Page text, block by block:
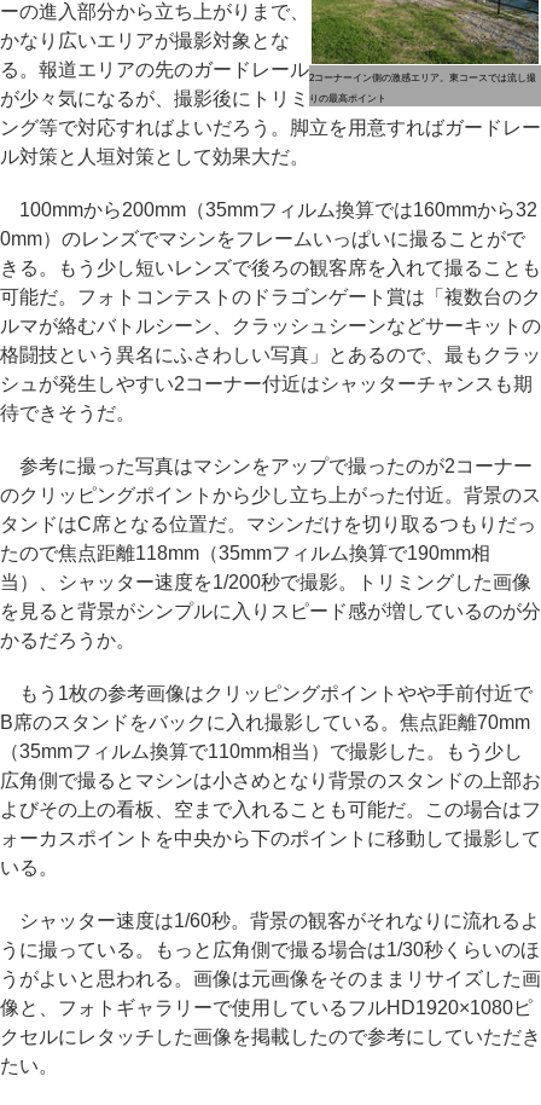
2コーナーイン側の激感エリア。東コースでは流し撮
りの最高ポイント
ーの進入部分から立ち上がりまで、
かなり広いエリアが撮影対象とな
る。報道エリアの先のガードレール
が少々気になるが、撮影後にトリミ
ング等で対応すればよいだろう。脚立を用意すればガードレー
ル対策と人垣対策として効果大だ。
100mmから200mm（35mmフィルム換算では160mmから32
0mm）のレンズでマシンをフレームいっぱいに撮ることがで
きる。もう少し短いレンズで後ろの観客席を入れて撮ることも
可能だ。フォトコンテストのドラゴンゲート賞は「複数台のク
ルマが絡むバトルシーン、クラッシュシーンなどサーキットの
格闘技という異名にふさわしい写真」とあるので、最もクラッ
シュが発生しやすい2コーナー付近はシャッターチャンスも期
待できそうだ。
参考に撮った写真はマシンをアップで撮ったのが2コーナー
のクリッピングポイントから少し立ち上がった付近。背景のス
タンドはC席となる位置だ。マシンだけを切り取るつもりだっ
たので焦点距離118mm（35mmフィルム換算で190mm相
当）、シャッター速度を1/200秒で撮影。トリミングした画像
を見ると背景がシンプルに入りスピード感が増しているのが分
かるだろうか。
もう1枚の参考画像はクリッピングポイントやや手前付近で
B席のスタンドをバックに入れ撮影している。焦点距離70mm
（35mmフィルム換算で110mm相当）で撮影した。もう少し
広角側で撮るとマシンは小さめとなり背景のスタンドの上部お
よびその上の看板、空まで入れることも可能だ。この場合はフ
ォーカスポイントを中央から下のポイントに移動して撮影して
いる。
シャッター速度は1/60秒。背景の観客がそれなりに流れるよ
うに撮っている。もっと広角側で撮る場合は1/30秒くらいのほ
うがよいと思われる。画像は元画像をそのままリサイズした画
像と、フォトギャラリーで使用しているフルHD1920×1080ピ
クセルにレタッチした画像を掲載したので参考にしていただき
たい。